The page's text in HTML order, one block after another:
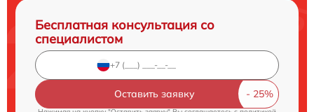
Бесплатная консультация со
специалистом
Оставить заявку